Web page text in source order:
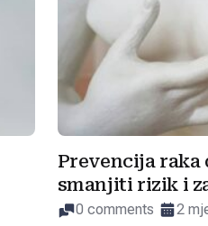
Prevencija raka
smanjiti rizik i
0 comments 2